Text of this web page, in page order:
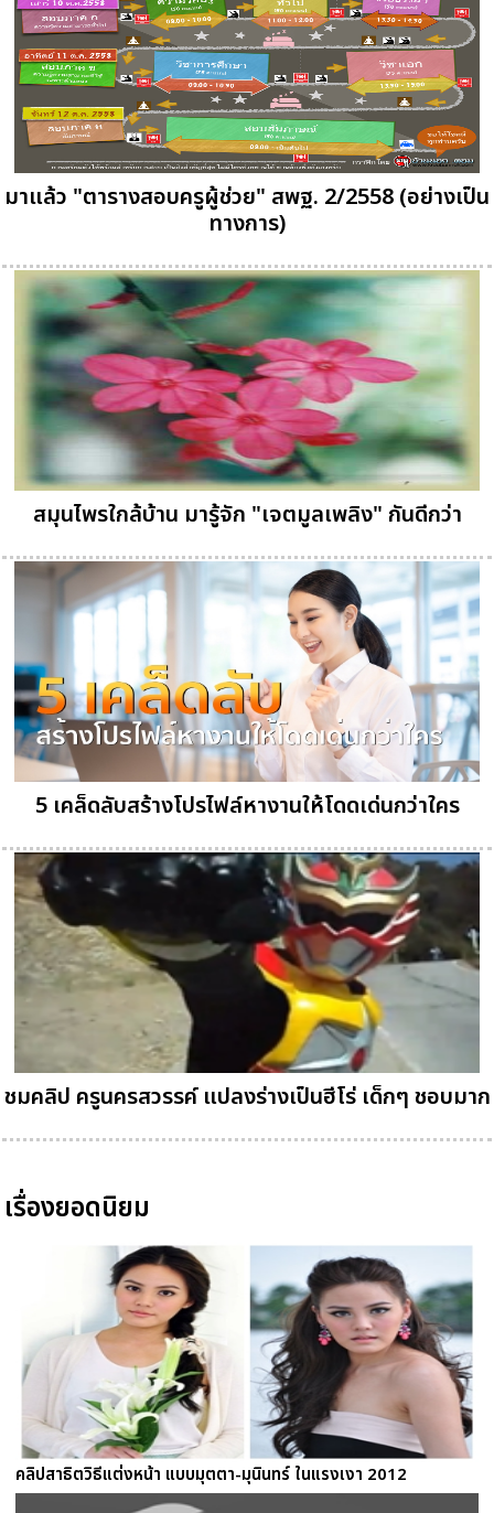
มาแล้ว "ตารางสอบครูผู้ช่วย" สพฐ. 2/2558 (อย่างเป็น
ทางการ)
สมุนไพรใกล้บ้าน มารู้จัก "เจตมูลเพลิง" กันดีกว่า
5 เคล็ดลับสร้างโปรไฟล์หางานให้โดดเด่นกว่าใคร
ชมคลิป ครูนครสวรรค์ แปลงร่างเป็นฮีโร่ เด็กๆ ชอบมาก
เรื่องยอดนิยม
คลิปสาธิตวิธีแต่งหน้า แบบมุตตา-มุนินทร์ ในแรงเงา 2012